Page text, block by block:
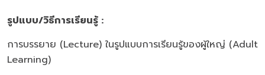
รูปแบบ/วิธีการเรียนรู้ :
การบรรยาย (Lecture) ในรูปแบบการเรียนรู้ของผู้ใหญ่ (Adult
Learning)